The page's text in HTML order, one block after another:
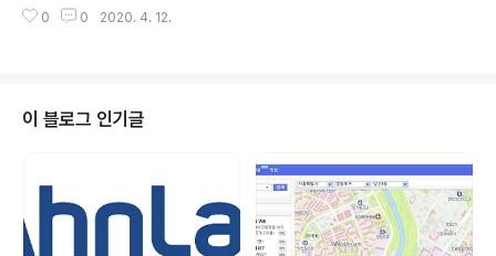
이핀 ID와 패스워드를 이용하면 더 이상 주민번호를 입력..
니다...." - 안철수 연구소 소장 발표 안녕하세요. 안랩인입
x)라 불리는 가짜 바이러스인데요. 혹스(Hoax)는 거짓정
보 혹은 루머를 유포함으로써 사람들에게 불안감을 조성하
코드에 감염이 되는 것은 아닙니다. 이러한 형태의 가짜 바
이러스 혹스들 대부분은 다음과 같은 특징을 가지고 있..
0 0 2020. 4. 12.
이 블로그 인기글